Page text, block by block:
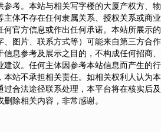
参考。本站与相关写字楼的大厦产权方、物
主体不存在任何隶属关系、授权关系或商业
官方信息或作出任何承诺。本站所展示的
、图片、联系方式等）可能来自第三方合作
息参考及展示之目的，不构成任何招商、
建议。任何主体因参考本站信息而产生的行
本站不承担相关责任。如相关权利人认为本
合法途径联系处理，本平台将在核实后及
删除相关内容，非常感谢。